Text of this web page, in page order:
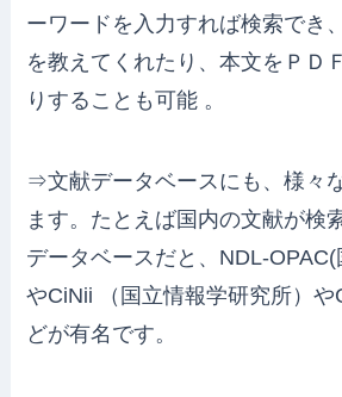
ーワードを入力すれば検索でき
を教えてくれたり、本文をＰＤ
りすることも可能 。
⇒文献データベースにも、様々
ます。たとえば国内の文献が検
データベースだと、NDL-
やCiNii （国立情報学研究所）や
どが有名です。